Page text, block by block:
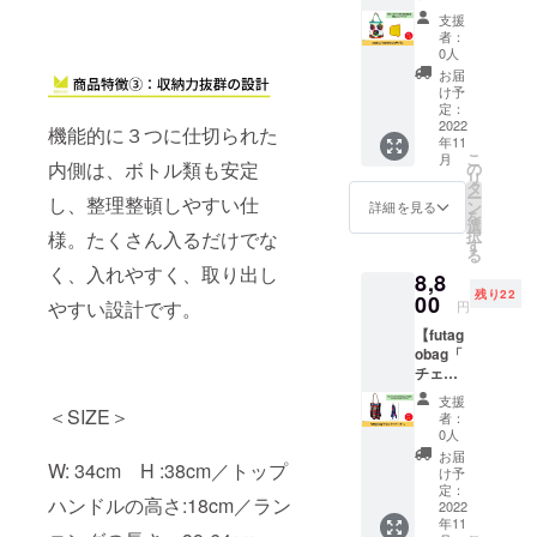
機能的に３つに仕切られた
内側は、ボトル類も安定
し、整理整頓しやすい仕
様。たくさん入るだけでな
く、入れやすく、取り出し
やすい設計です。
＜SIZE＞
W: 34cm H :38cm／トップ
ハンドルの高さ:18cm／ラン
た状
態:15c
m×14.5
cm 多少
の差異
はご了
承くだ
さい。
※送料込
みのお
値段で
シロク
マ＆
ペット
ボトル
柄にな
りま
す。 素
材:ポリ
エステ
ル100%
底板部:
工 ●サ
イズ
縦:39c
m
横:23c
mマ
チ:14c
m 閉じ
た状
態:15c
m×14.5
cm 多少
の差異
はご了
＆モザ
イ
ク」】
廃棄さ
れた生
地や衣
料をリ
サイク
ルして
作られ
た
RENU(
ポリエ
再生繊
維)を使
用した
エコ
バッグ
です。
ひまわ
り＆モ
ザイク
柄にな
りま
す。 素
材:ポリ
エステ
支援
者：
0人
お届
け予
定：
2022
年11
月
詳細を見る
こ
の
リ
タ
ー
ン
を
選
択
す
る
8,8
00 円
残り22
【futag
obag「
チェッ
ク×ボー
ダー」
】 カバ
ンを2つ
くっつ
けた
とって
も斬新
支援
者：
0人
お届
け予
定：
2022
年11